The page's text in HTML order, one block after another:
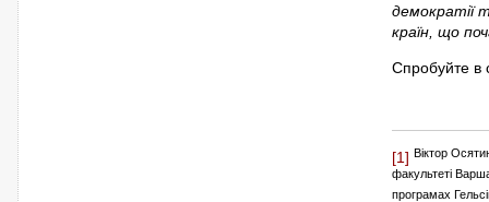
демократії
країн, що
Спробуйте в
[1] Віктор
факультеті
програмах